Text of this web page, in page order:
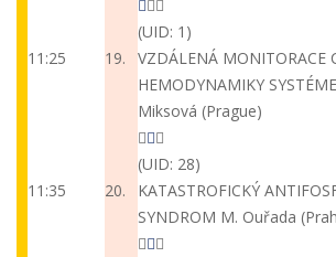
(UID: 1)
11:25
19.
VZDÁLENÁ MONITORACE
HEMODYNAMIKY
Miksová (Prague)
(UID: 28)
11:35
20.
KATASTROFICKÝ
SYNDROM M. Ouřada